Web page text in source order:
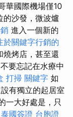
華國際機場僅10
的沙發，微波爐
進入一個新的
於關鍵字行銷的
燒烤店，甚至還
不要忘記在水療中
打掃 關鍵字 如
有獨立的起居室
一大好處是，只
泰國簽證 台胞證